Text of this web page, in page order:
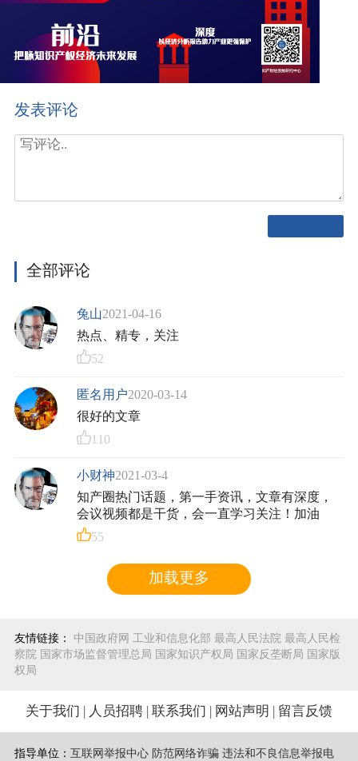
发表评论
全部评论
兔山2021-04-16
热点、精专，关注
52
匿名用户2020-03-14
很好的文章
110
小财神2021-03-4
知产圈热门话题，第一手资讯，文章有深度，
会议视频都是干货，会一直学习关注！加油
55
加载更多
友情链接： 中国政府网 工业和信息化部 最高人民法院 最高人民检
察院 国家市场监督管理总局 国家知识产权局 国家反垄断局 国家版
权局
关于我们 人员招聘 联系我们 网站声明 留言反馈
指导单位： 互联网举报中心 防范网络诈骗 违法和不良信息举报电